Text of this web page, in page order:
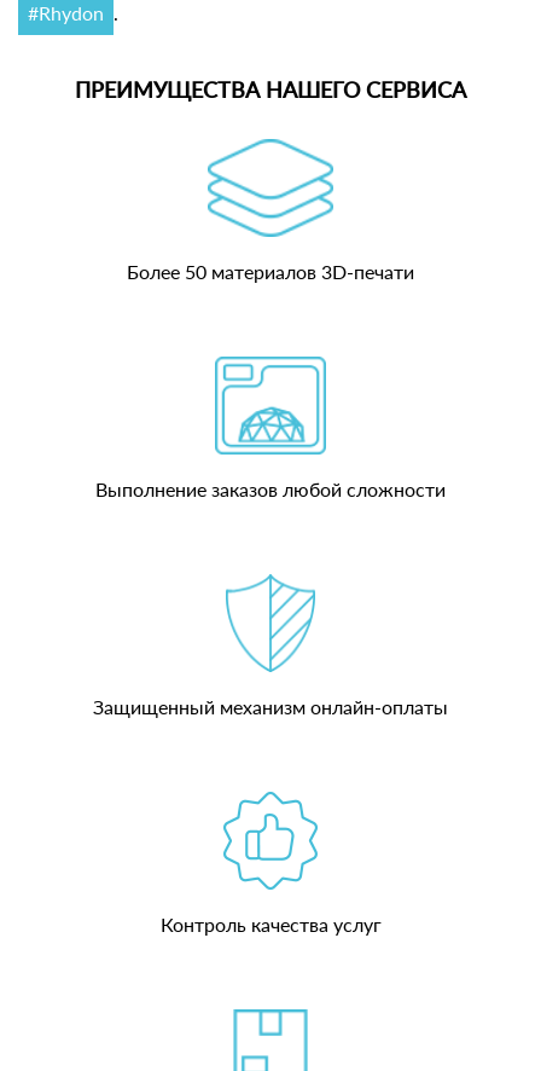
#Rhydon .
ПРЕИМУЩЕСТВА НАШЕГО СЕРВИСА
Более 50 материалов 3D-печати
Выполнение заказов любой сложности
Защищенный механизм онлайн-оплаты
Контроль качества услуг